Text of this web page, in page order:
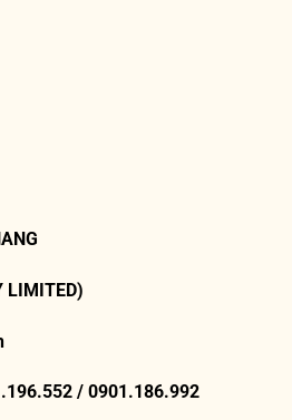
LIMITED)
/ 0901.186.992